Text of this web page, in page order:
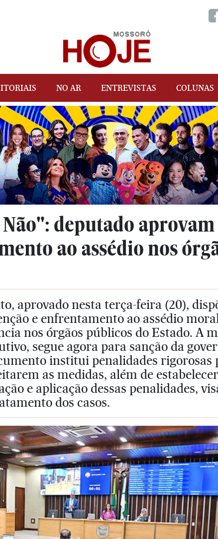
NO AR ENTREVISTAS COLUNAS
deputado
ao assédio nos
aprovado nesta terça-feira (20),
e enfrentamento ao assédio
nos órgãos públicos do Estado. A
segue agora para sanção da
institui penalidades rigorosas
as medidas, além de
e aplicação dessas penalidades,
dos casos.